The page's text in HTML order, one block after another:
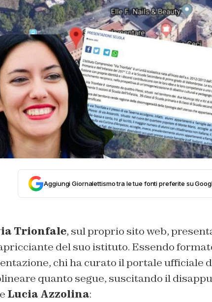
Aggiungi Giornalettismo tra le tue fonti preferite su
Trionfale, sul proprio sito web,
del suo istituto. Essendo
chi ha curato il portale ufficiale
quanto segue, suscitando il
Lucia Azzolina: